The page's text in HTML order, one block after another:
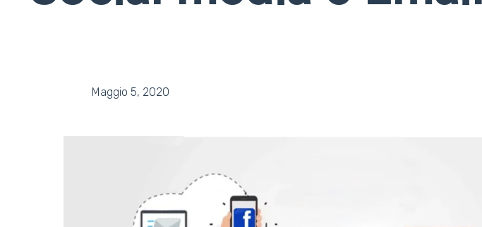
Maggio 5, 2020